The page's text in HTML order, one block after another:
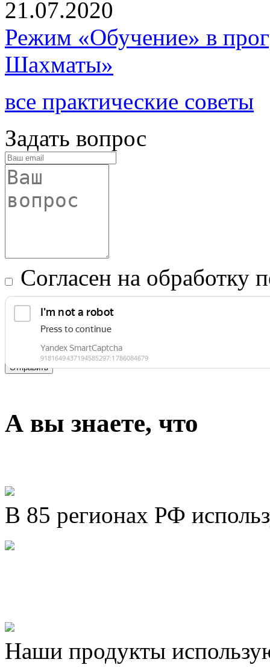
21.07.2020
Режим «Обучение» в
Шахматы»
все практические советы
Задать вопрос
Согласен на
Отправить
А вы знаете, что
В 85 регионах РФ
Наши продукты